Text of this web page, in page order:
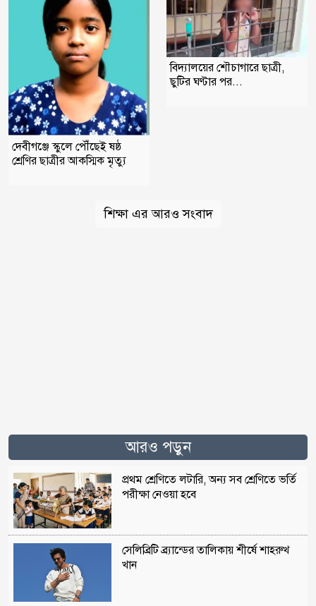
দেবীগঞ্জে স্কুলে পৌঁছেই ষষ্ঠ
শ্রেণির ছাত্রীর আকস্মিক মৃত্যু
বিদ্যালয়ের শৌচাগারে ছাত্রী,
ছুটির ঘণ্টার পর...
শিক্ষা এর আরও সংবাদ
আরও পড়ুন
প্রথম শ্রেণিতে লটারি, অন্য সব শ্রেণিতে ভর্তি
পরীক্ষা নেওয়া হবে
সেলিব্রিটি ব্র্যান্ডের তালিকায় শীর্ষে শাহরুখ
খান